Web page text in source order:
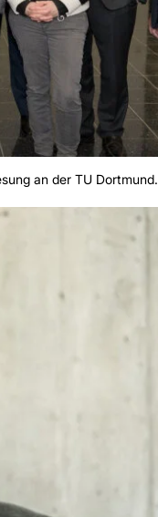
an der TU Dortmund.